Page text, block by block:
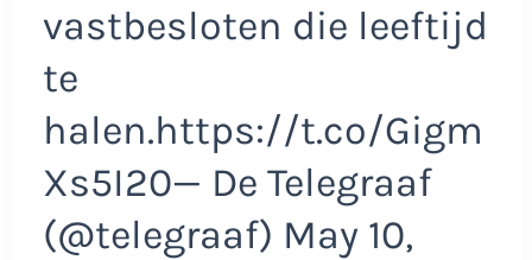
vastbesloten die leeftijd
te
halen.https://t.co/Gigm
Xs5I20— De Telegraaf
(@telegraaf) May 10,